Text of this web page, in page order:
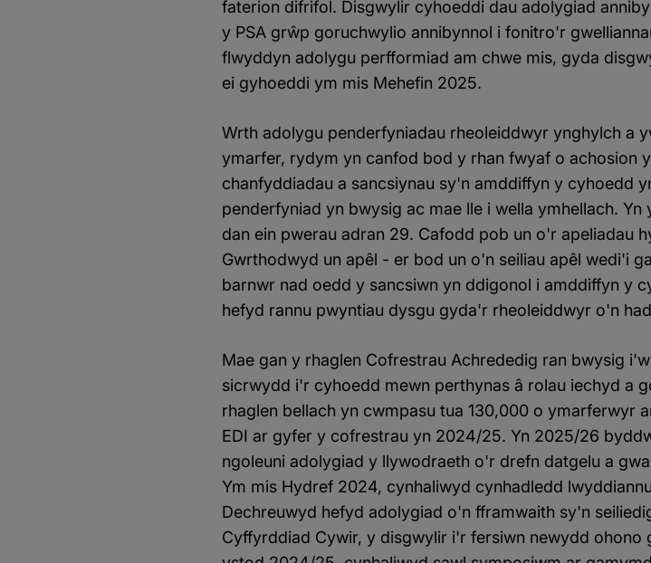
faterion difrifol. Disgwylir cyhoeddi dau adolygiad
y PSA grŵp goruchwylio annibynnol i fonitro'r
flwyddyn adolygu perfformiad am chwe mis, gyda
ei gyhoeddi ym mis Mehefin 2025.
Wrth adolygu penderfyniadau rheoleiddwyr ynghylch a
ymarfer, rydym yn canfod bod y rhan fwyaf o achosion
chanfyddiadau a sancsiynau sy'n amddiffyn y cyhoedd
penderfyniad yn bwysig ac mae lle i wella ymhellach.
dan ein pwerau adran 29. Cafodd pob un o'r apeliadau
Gwrthodwyd un apêl - er bod un o'n seiliau apêl wedi'i
barnwr nad oedd y sancsiwn yn ddigonol i amddiffyn y
hefyd rannu pwyntiau dysgu gyda'r rheoleiddwyr o'n
Mae gan y rhaglen Cofrestrau Achrededig ran bwysig
sicrwydd i'r cyhoedd mewn perthynas â rolau iechyd a
rhaglen bellach yn cwmpasu tua 130,000 o ymarferwyr
EDI ar gyfer y cofrestrau yn 2024/25. Yn 2025/26
ngoleuni adolygiad y llywodraeth o'r drefn datgelu a
Ym mis Hydref 2024, cynhaliwyd cynhadledd
Dechreuwyd hefyd adolygiad o'n fframwaith sy'n
Cyffyrddiad Cywir, y disgwylir i'r fersiwn newydd ohono